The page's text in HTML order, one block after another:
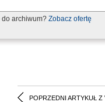
do archiwum? Zobacz ofertę
POPRZEDNI ARTYKUŁ Z